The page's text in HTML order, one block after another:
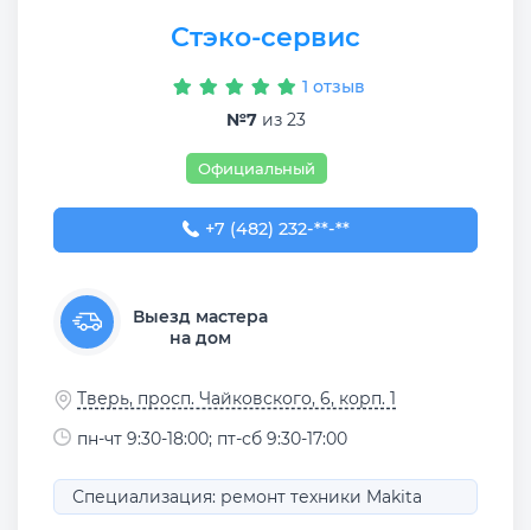
Стэко-сервис
1 отзыв
№7из 23
Официальный
+7 (482) 232-00-23
+7 (482) 232-**-**
Выезд мастера
на дом
Тверь, просп. Чайковского, 6, корп. 1
пн-чт 9:30-18:00; пт-сб 9:30-17:00
Специализация: ремонт техники Makita